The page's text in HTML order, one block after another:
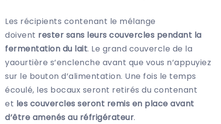
Les récipients contenant le mélange
doivent rester sans leurs couvercles pendant la
fermentation du lait. Le grand couvercle de la
yaourtière s’enclenche avant que vous n’appuyiez
sur le bouton d’alimentation. Une fois le temps
écoulé, les bocaux seront retirés du contenant
et les couvercles seront remis en place avant
d’être amenés au réfrigérateur.